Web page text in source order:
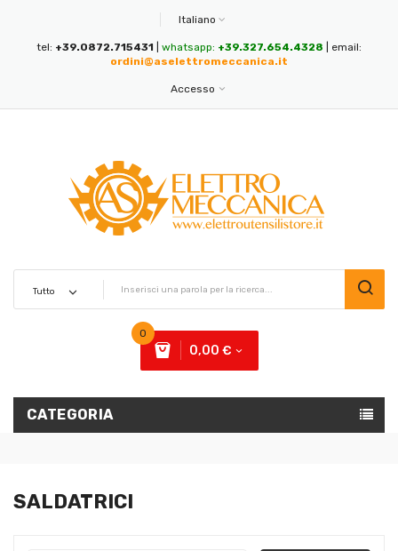
Italiano
tel: +39.0872.715431 whatsapp: +39.327.654.4328 | email:
ordini@aselettromeccanica.it
Accesso
0
0,00 €
CATEGORIA
SALDATRICI